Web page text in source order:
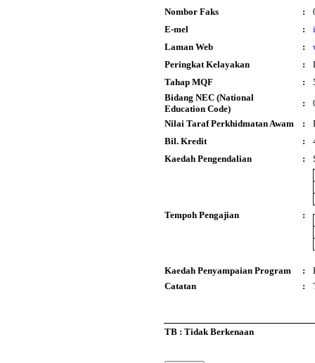
Nombor Faks
:
E-mel
:
Laman Web
:
Peringkat Kelayakan
:
Tahap MQF
:
Bidang NEC (National
Education Code)
:
Nilai Taraf Perkhidmatan Awam
:
Bil. Kredit
:
Kaedah Pengendalian
:
Tempoh Pengajian :
Kaedah Penyampaian Program :
Catatan
:
TB : Tidak Berkenaan